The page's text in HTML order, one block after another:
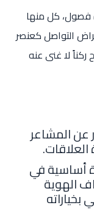
فصول، كل منها
التواصل كعنصر
ركناً لا غنى عنه
عن المشاعر
أساسية في
الهوية